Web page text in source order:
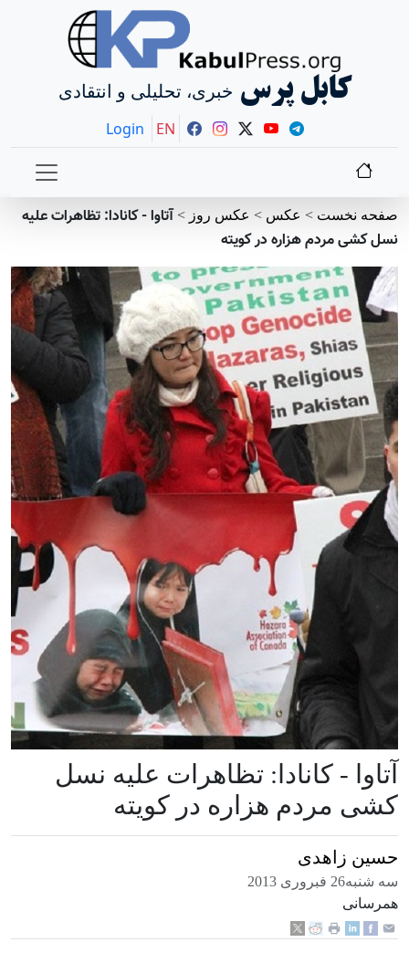
کابل پرس خبری، تحلیلی و انتقادی
Login
EN
صفحه نخست > عکس > عکس روز >آتاوا - کانادا: تظاهرات علیه
نسل کشی مردم هزاره در کویته
آتاوا - کانادا: تظاهرات علیه نسل
کشی مردم هزاره در کویته
حسين زاهدی
سه شنبه26 فبروری 2013
همرسانی